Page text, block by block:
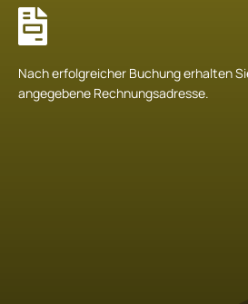
Nach erfolgreicher Buchung erhalten
angegebene Rechnungsadresse.